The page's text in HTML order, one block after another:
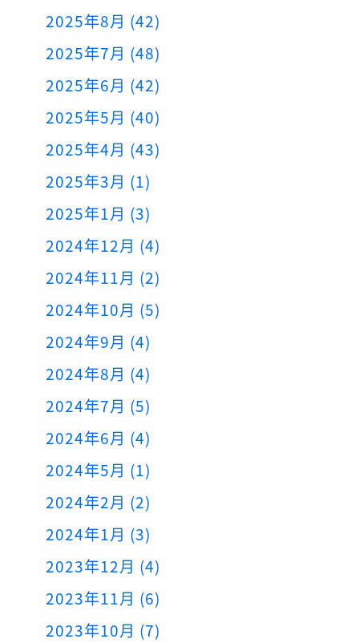
2025年8月 (42)
2025年7月 (48)
2025年6月 (42)
2025年5月 (40)
2025年4月 (43)
2025年3月 (1)
2025年1月 (3)
2024年12月 (4)
2024年11月 (2)
2024年10月 (5)
2024年9月 (4)
2024年8月 (4)
2024年7月 (5)
2024年6月 (4)
2024年5月 (1)
2024年2月 (2)
2024年1月 (3)
2023年12月 (4)
2023年11月 (6)
2023年10月 (7)